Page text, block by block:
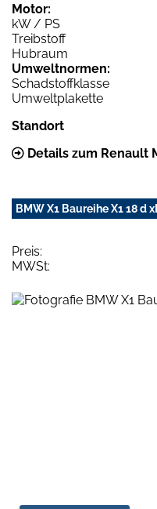
Motor:
kW / PS
Treibstoff
Hubraum
Umweltnormen:
Schadstoffklasse
Umweltplakette
Standort
Details zum Renault
BMW X1 Baureihe X1 18 d
Preis:
MWSt: